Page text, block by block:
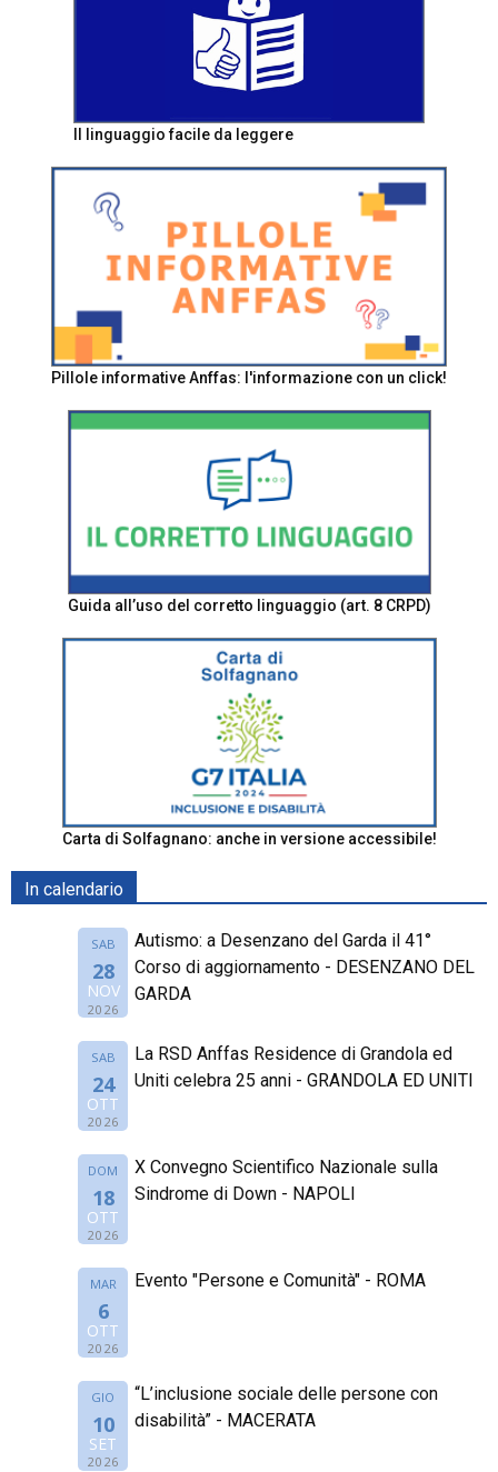
Il linguaggio facile da leggere
Pillole informative Anffas: l'informazione con un click!
Guida all’uso del corretto linguaggio (art. 8 CRPD)
Carta di Solfagnano: anche in versione accessibile!
In calendario
SAB
28
NOV
2026
Autismo: a Desenzano del Garda il 41°
Corso di aggiornamento - DESENZANO DEL
GARDA
SAB
24
OTT
2026
La RSD Anffas Residence di Grandola ed
Uniti celebra 25 anni - GRANDOLA ED UNITI
DOM
18
OTT
2026
X Convegno Scientifico Nazionale sulla
Sindrome di Down - NAPOLI
MAR
6
OTT
2026
Evento "Persone e Comunità" - ROMA
GIO
10
SET
2026
“L’inclusione sociale delle persone con
disabilità” - MACERATA